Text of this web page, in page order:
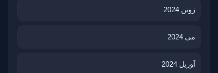
ژوئن 2024
می 2024
آوریل 2024